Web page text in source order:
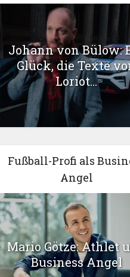
Johann von Bülow:
Glück, die Texte
Loriot...
Fußball-Profi als
Angel
Mario Götze: Athlet
Business Angel